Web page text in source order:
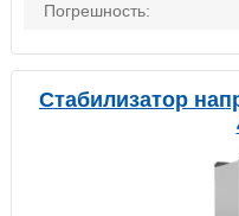
Погрешность:
Стабилизатор